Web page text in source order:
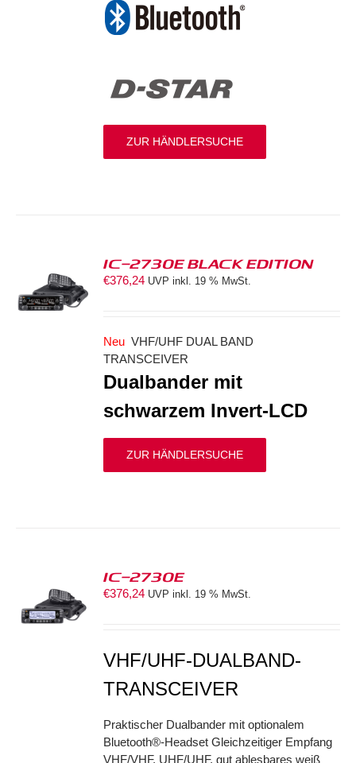
ZUR HÄNDLERSUCHE
IC-2730E BLACK EDITION
€376,24 UVP inkl. 19 % MwSt.
Neu VHF/UHF DUAL BAND
TRANSCEIVER
Dualbander mit
schwarzem Invert-LCD
ZUR HÄNDLERSUCHE
IC-2730E
€376,24 UVP inkl. 19 % MwSt.
VHF/UHF-DUALBAND-
TRANSCEIVER
Praktischer Dualbander mit optionalem
Bluetooth®-Headset Gleichzeitiger Empfang
VHF/VHF, UHF/UHF, gut ablesbares weiß